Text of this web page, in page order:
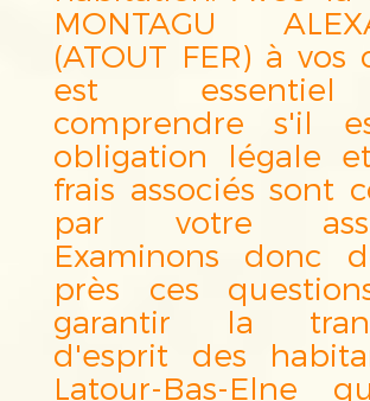
MONTAGU
(ATOUT FER) à vos
est
comprendre s'il
obligation légale
frais associés sont
par votre
Examinons donc
près ces
garantir la
d'esprit des
Latour-Bas-Elne